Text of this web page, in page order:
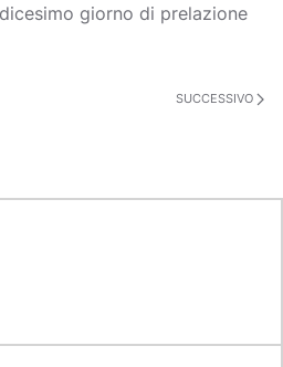
giorno di prelazione
SUCCESSIVO